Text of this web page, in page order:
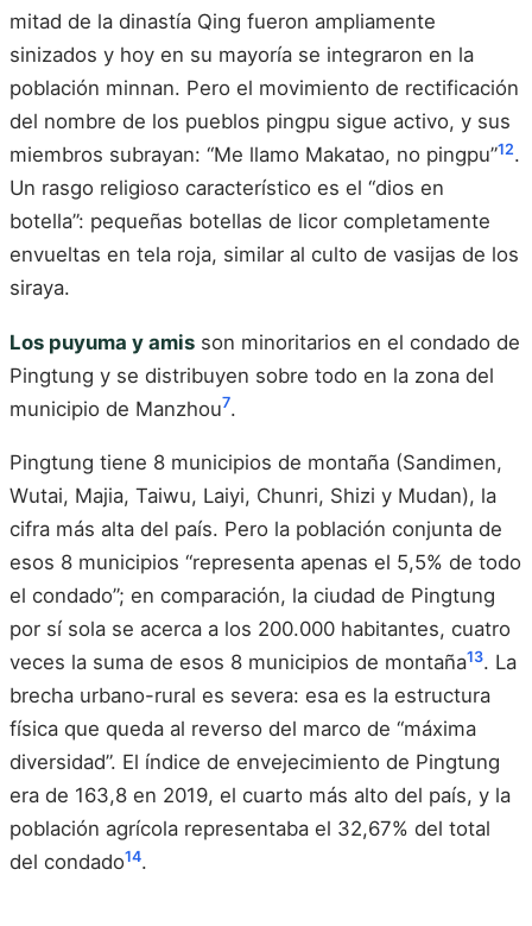
mitad de la dinastía Qing fueron ampliamente
sinizados y hoy en su mayoría se integraron en la
población minnan. Pero el movimiento de rectificación
del nombre de los pueblos pingpu sigue activo, y sus
miembros subrayan: “Me llamo Makatao, no pingpu”12.
Un rasgo religioso característico es el “dios en
botella”: pequeñas botellas de licor completamente
envueltas en tela roja, similar al culto de vasijas de los
siraya.
Los puyuma y amis son minoritarios en el condado de
Pingtung y se distribuyen sobre todo en la zona del
municipio de Manzhou7.
Pingtung tiene 8 municipios de montaña (Sandimen,
Wutai, Majia, Taiwu, Laiyi, Chunri, Shizi y Mudan), la
cifra más alta del país. Pero la población conjunta de
esos 8 municipios “representa apenas el 5,5% de todo
el condado”; en comparación, la ciudad de Pingtung
por sí sola se acerca a los 200.000 habitantes, cuatro
veces la suma de esos 8 municipios de montaña13. La
brecha urbano-rural es severa: esa es la estructura
física que queda al reverso del marco de “máxima
diversidad”. El índice de envejecimiento de Pingtung
era de 163,8 en 2019, el cuarto más alto del país, y la
población agrícola representaba el 32,67% del total
del condado14.